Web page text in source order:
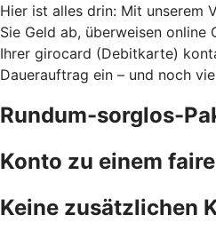
Hier ist alles drin: Mit unserem
Sie Geld ab, überweisen online
Ihrer girocard (Debitkarte)
Dauerauftrag ein – und noch
Rundum-sorglos-
Konto zu einem
Keine zusätzlichen